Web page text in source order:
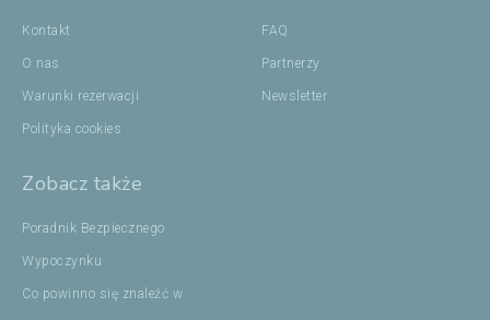
Kontakt
O nas
Warunki rezerwacji
Polityka cookies
FAQ
Partnerzy
Newsletter
Zobacz także
Poradnik Bezpiecznego
Wypoczynku
Co powinno się znaleźć w